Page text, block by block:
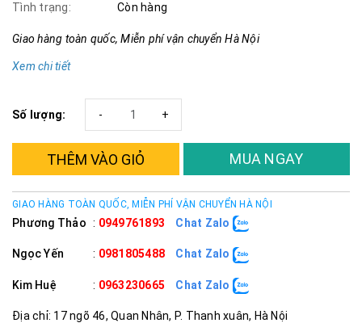
Tình trạng:
Còn hàng
Giao hàng toàn quốc, Miễn phí vận chuyển Hà Nội
Xem chi tiết
Số lượng: +
-
THÊM VÀO GIỎ MUA NGAY
GIAO HÀNG TOÀN QUỐC, MIỄN PHÍ VẬN CHUYỂN HÀ NỘI
Phương Thảo : 0949761893 Chat Zalo
Ngọc Yến : 0981805488 Chat Zalo
Kim Huệ : 0963230665 Chat Zalo
Địa chỉ: 17 ngõ 46, Quan Nhân, P. Thanh xuân, Hà Nội